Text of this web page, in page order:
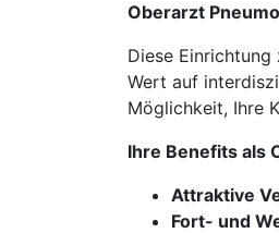
Oberarzt
Diese
Wert auf
Möglichkeit, Ihre
Ihre Benefits als
Attraktive
Fort- und